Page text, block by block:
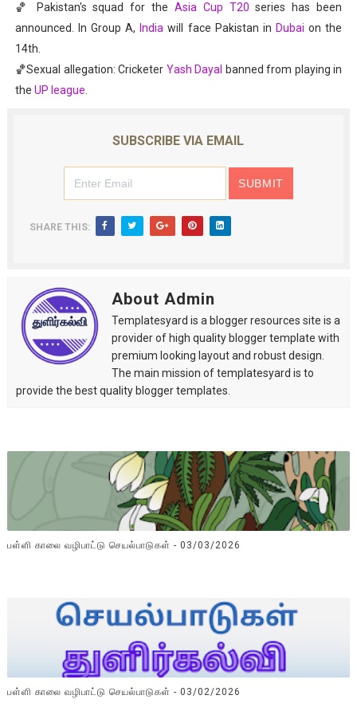
🏀 Pakistan's squad for the Asia Cup T20 series has been
announced. In Group A, India will face Pakistan in Dubai on the
14th.
🏀Sexual allegation: Cricketer Yash Dayal banned from playing in
the UP league.
SUBSCRIBE VIA EMAIL
SHARE THIS:
About Admin
Templatesyard is a blogger resources site is a
provider of high quality blogger template with
premium looking layout and robust design.
The main mission of templatesyard is to
provide the best quality blogger templates.
பள்ளி காலை வழிபாட்டு செயல்பாடுகள் - 03/03/2026
பள்ளி காலை வழிபாட்டு செயல்பாடுகள் - 03/02/2026